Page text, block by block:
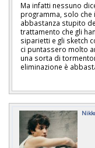
Ma infatti nessuno
programma, solo
abbastanza stupito
trattamento che gli
siparietti e gli sketch
ci puntassero molto
una sorta di
eliminazione è